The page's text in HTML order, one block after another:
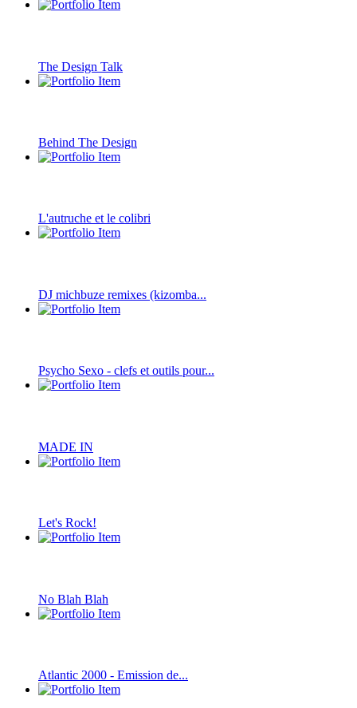
The Design Talk
Behind The Design
L'autruche et le colibri
DJ michbuze remixes (kizomba...
Psycho Sexo - clefs et outils pour...
MADE IN
Let's Rock!
No Blah Blah
Atlantic 2000 - Emission de...